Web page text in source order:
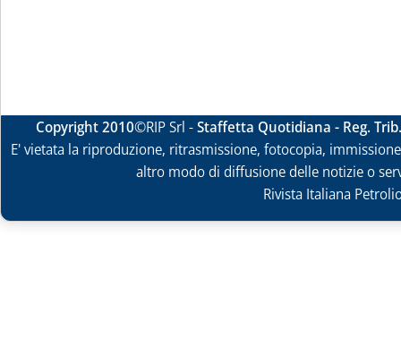
Copyright 2010©RIP Srl -Staffetta Quotidiana - Reg.
E' vietata la riproduzione, ritrasmissione, fotocopia,
altro modo di diffusione delle notizie o
Rivista Italiana